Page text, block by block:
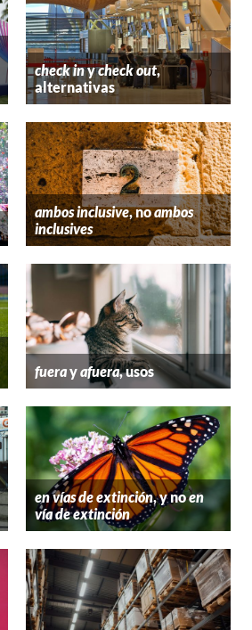
check inycheck out,
alternativas
ambos inclusive, noambos
inclusives
fuerayafuera, usos
en vías de extinción, y noen
vía de extinción